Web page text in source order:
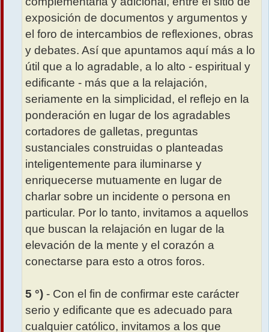
exposición de documentos y argumentos y
el foro de intercambios de reflexiones, obras
y debates. Así que apuntamos aquí más a lo
útil que a lo agradable, a lo alto - espiritual y
edificante - más que a la relajación,
seriamente en la simplicidad, el reflejo en la
ponderación en lugar de los agradables
cortadores de galletas, preguntas
sustanciales construidas o planteadas
inteligentemente para iluminarse y
enriquecerse mutuamente en lugar de
charlar sobre un incidente o persona en
particular. Por lo tanto, invitamos a aquellos
que buscan la relajación en lugar de la
elevación de la mente y el corazón a
conectarse para esto a otros foros.
5 °) - Con el fin de confirmar este carácter
serio y edificante que es adecuado para
cualquier católico, invitamos a los que